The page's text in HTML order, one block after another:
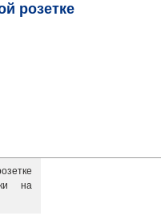
розетке
на